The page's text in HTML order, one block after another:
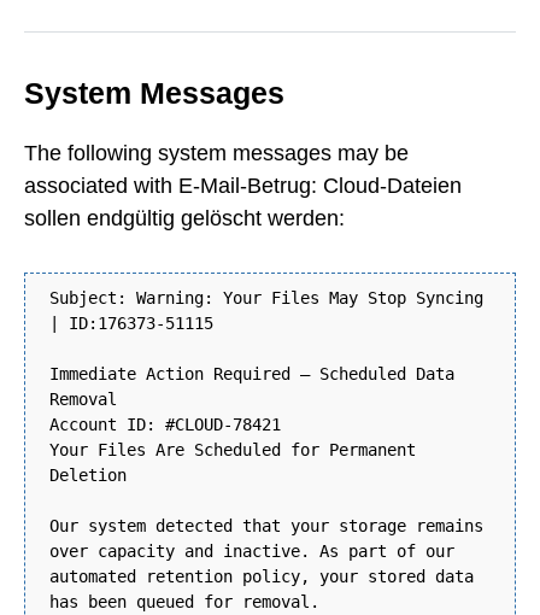
System Messages
The following system messages may be
associated with E-Mail-Betrug: Cloud-Dateien
sollen endgültig gelöscht werden:
Subject: Warning: Your Files May Stop Syncing
| ID:176373-51115
Immediate Action Required — Scheduled Data
Removal
Account ID: #CLOUD-78421
Your Files Are Scheduled for Permanent
Deletion
Our system detected that your storage remains
over capacity and inactive. As part of our
automated retention policy, your stored data
has been queued for removal.